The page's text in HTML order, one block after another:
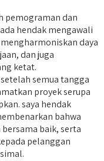
pemograman dan
hendak mengawali
daya
dan juga
ketat.
setelah semua tangga
proyek serupa
saya hendak
bahwa
baik, serta
pelanggan